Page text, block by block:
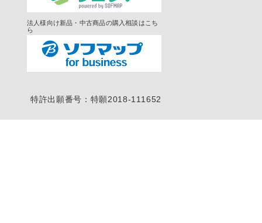
法人様向け新品・中古商品の購入相談はこち
ら
特許出願番号：特願2018-111652